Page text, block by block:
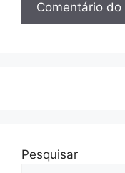
Pesquisar